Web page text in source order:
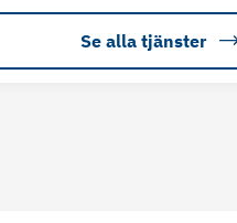
Se alla tjänster